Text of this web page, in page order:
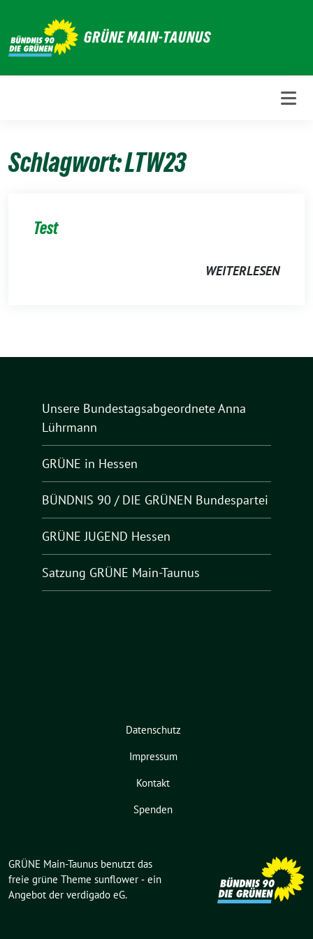
Inhalt
GRÜNE MAIN-TAUNUS
Schlagwort:LTW23
Test
WEITERLESEN
Unsere Bundestagsabgeordnete Anna
Lührmann
GRÜNE in Hessen
BÜNDNIS 90 / DIE GRÜNEN Bundespartei
GRÜNE JUGEND Hessen
Satzung GRÜNE Main-Taunus
Datenschutz
Impressum
Kontakt
Spenden
GRÜNE Main-Taunus benutzt das
freie grüne Theme sunflower ‐ ein
Angebot der verdigado eG.